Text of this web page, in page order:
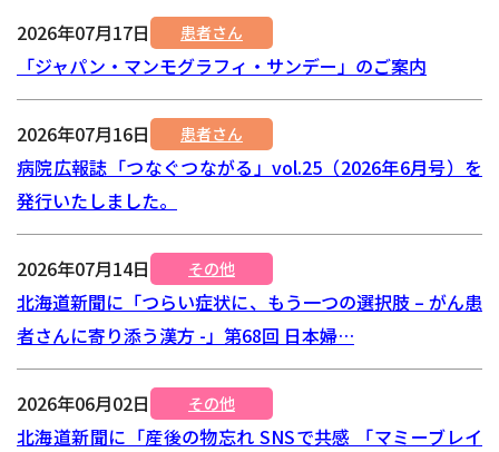
2026年07月17日 患者さん
「ジャパン・マンモグラフィ・サンデー」のご案内
2026年07月16日 患者さん
病院広報誌「つなぐつながる」vol.25（2026年6月号）を
発行いたしました。
2026年07月14日 その他
北海道新聞に「つらい症状に、もう一つの選択肢 – がん患
者さんに寄り添う漢方 -」第68回 日本婦…
2026年06月02日 その他
北海道新聞に「産後の物忘れ SNSで共感 「マミーブレイ